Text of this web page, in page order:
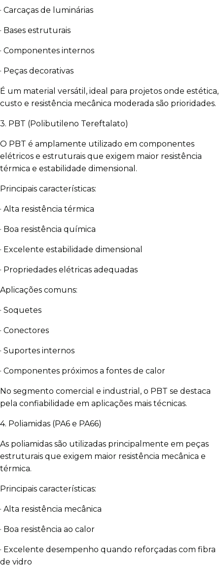
· Carcaças de luminárias
· Bases estruturais
· Componentes internos
· Peças decorativas
É um material versátil, ideal para projetos onde estética,
custo e resistência mecânica moderada são prioridades.
3. PBT (Polibutileno Tereftalato)
O PBT é amplamente utilizado em componentes
elétricos e estruturais que exigem maior resistência
térmica e estabilidade dimensional.
Principais características:
· Alta resistência térmica
· Boa resistência química
· Excelente estabilidade dimensional
· Propriedades elétricas adequadas
Aplicações comuns:
· Soquetes
· Conectores
· Suportes internos
· Componentes próximos a fontes de calor
No segmento comercial e industrial, o PBT se destaca
pela confiabilidade em aplicações mais técnicas.
4. Poliamidas (PA6 e PA66)
As poliamidas são utilizadas principalmente em peças
estruturais que exigem maior resistência mecânica e
térmica.
Principais características:
· Alta resistência mecânica
· Boa resistência ao calor
· Excelente desempenho quando reforçadas com fibra
de vidro